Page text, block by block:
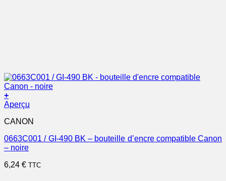
+
Aperçu
CANON
0663C001 / GI-490 BK – bouteille d’encre compatible Canon
– noire
6,24 € TTC